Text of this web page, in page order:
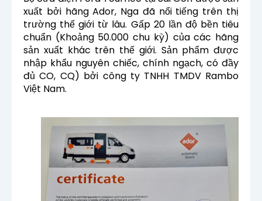
xuất bởi hãng Ador, Nga đã nổi tiếng trên thị
trường thế giới từ lâu. Gấp 20 lần độ bền tiêu
chuẩn (Khoảng 50.000 chu kỳ) của các hãng
sản xuất khác trên thế giới. Sản phẩm được
nhập khẩu nguyên chiếc, chính ngạch, có đầy
đủ CO, CQ) bởi công ty TNHH TMDV Rambo
Việt Nam.